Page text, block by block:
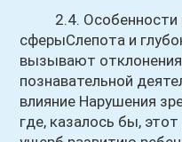
2.4. Особенности
сферыСлепота и
вызывают отклонения
познавательной
влияние Нарушения
где, казалось бы,